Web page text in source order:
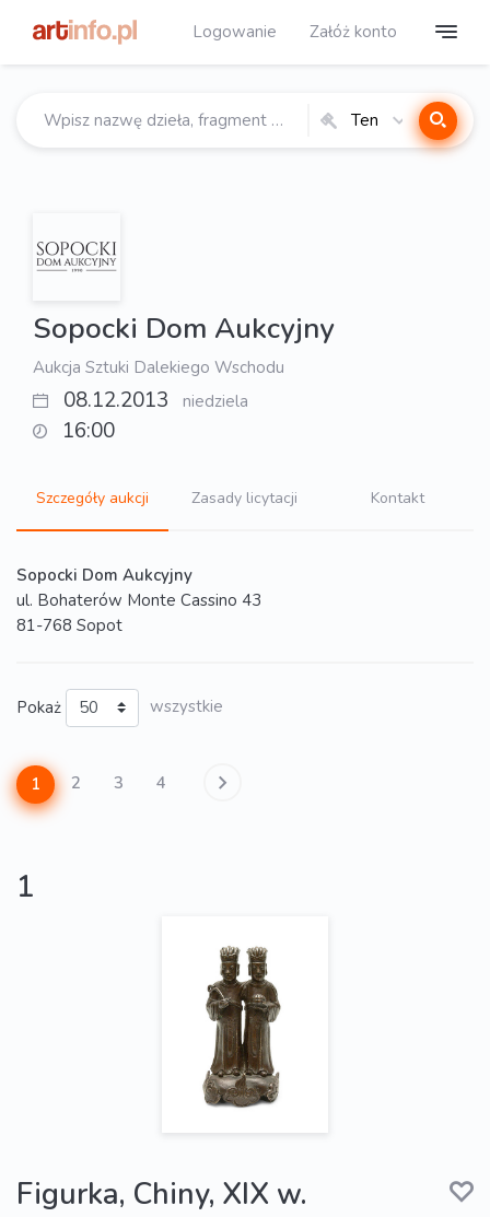
Logowanie Załóż konto
Ten
Sopocki Dom Aukcyjny
Aukcja Sztuki Dalekiego Wschodu
08.12.2013 niedziela
16:00
Szczegóły aukcji Zasady licytacji Kontakt
Sopocki Dom Aukcyjny
ul. Bohaterów Monte Cassino 43
81-768 Sopot
Pokaż wszystkie
1 2 3 4
1
Figurka, Chiny, XIX w.